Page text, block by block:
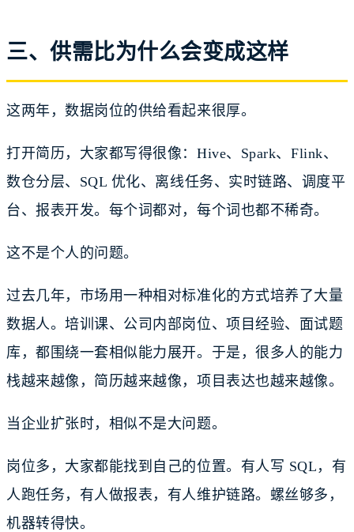
三、供需比为什么会变成这样
这两年，数据岗位的供给看起来很厚。
打开简历，大家都写得很像：Hive、Spark、Flink、
数仓分层、SQL 优化、离线任务、实时链路、调度平
台、报表开发。每个词都对，每个词也都不稀奇。
这不是个人的问题。
过去几年，市场用一种相对标准化的方式培养了大量
数据人。培训课、公司内部岗位、项目经验、面试题
库，都围绕一套相似能力展开。于是，很多人的能力
栈越来越像，简历越来越像，项目表达也越来越像。
当企业扩张时，相似不是大问题。
岗位多，大家都能找到自己的位置。有人写 SQL，有
人跑任务，有人做报表，有人维护链路。螺丝够多，
机器转得快。